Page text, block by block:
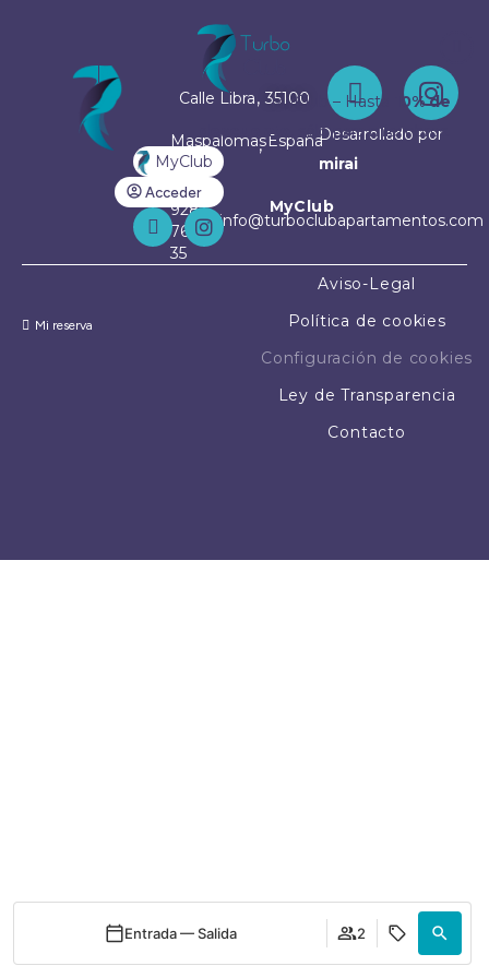
MyClub – Hasta
10% de
descuento
, sólo para miembros.
MyClub
Acceder
Entrada — Salida 2
Entrada — Salida 2
Calle Libra, 35100
Maspalomas
, España
+34
928
76 83
35
info@turboclubapartamentos.com
MyClub
Desarrollado por
mirai
Aviso-Legal
Política de cookies
Configuración de cookies
Ley de Transparencia
Contacto
Mi reserva